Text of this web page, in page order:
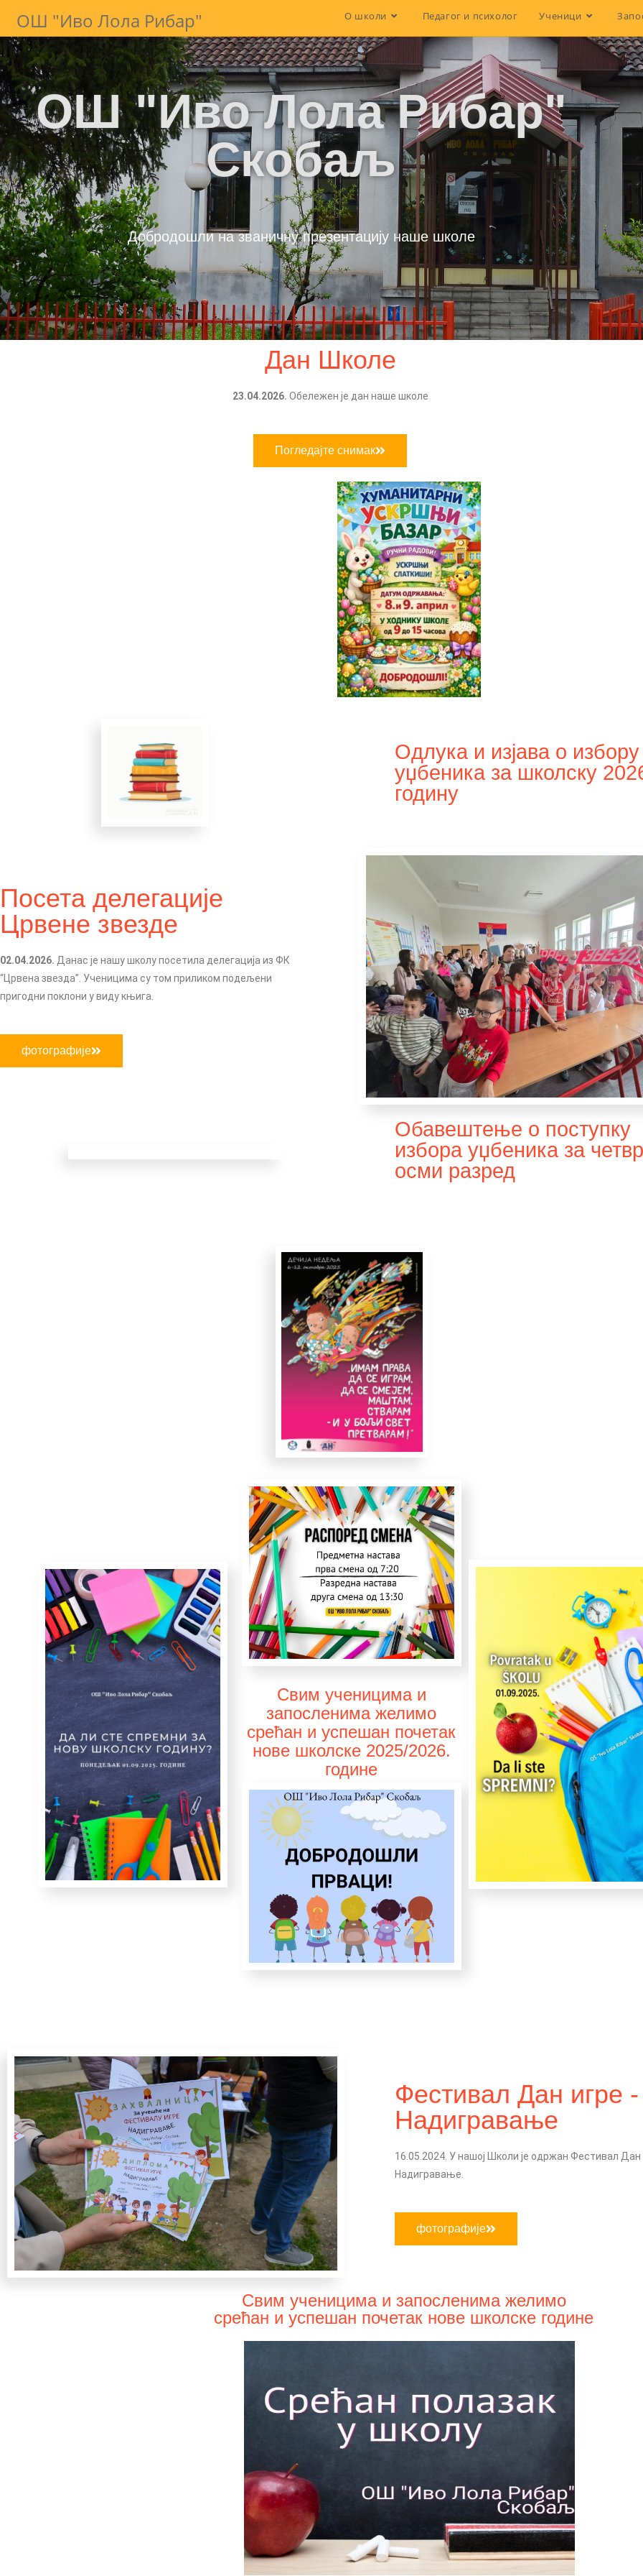
ОШ "Иво Лола Рибар" О школи Педагог и психолог Ученици
ОШ "Иво Лола Рибар"
Скобаљ
Добродошли на званичну презентацију наше школе
Дан Школе
23.04.2026. Обележен је дан наше школе
Погледајте снимак
Oдлука и изјава о избору
уџбеника за школску
годину
Посета делегације
Црвене звезде
02.04.2026. Данас је нашу школу посетила делегација из ФК
“Црвена звезда”. Ученицима су том приликом подељени
пригодни поклони у виду књига.
фотографије
Обавештење о поступку
избора уџбеника за
осми разред
Свим ученицима и
запосленима желимо
срећан и успешан почетак
нове школске 2025/2026.
године
Фестивал Дан игре -
Надигравање
16.05.2024. У нашој Школи је одржан Фестивал Дан
Надигравање.
фотографије
Свим ученицима и запосленима желимо
срећан и успешан почетак нове школске године